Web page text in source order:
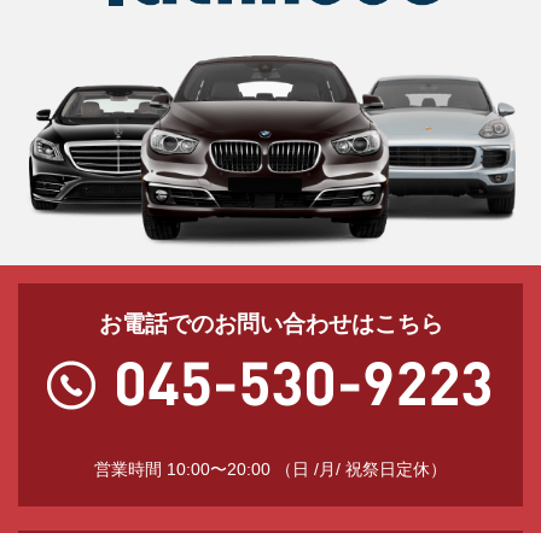
お電話でのお問い合わせはこちら
営業時間 10:00〜20:00 （日 /月/ 祝祭日定休）